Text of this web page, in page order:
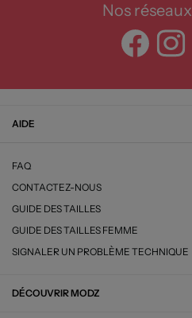
Nos réseaux
AIDE
FAQ
CONTACTEZ-NOUS
GUIDE DES TAILLES
GUIDE DES TAILLES FEMME
SIGNALER UN PROBLÈME TECHNIQUE
DÉCOUVRIR MODZ